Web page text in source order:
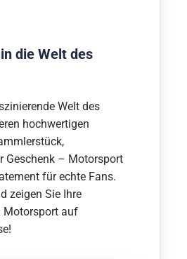
die Welt des
Welt des
hochwertigen
Geschenk – Motorsport
für echte Fans.
zeigen Sie Ihre
Motorsport auf